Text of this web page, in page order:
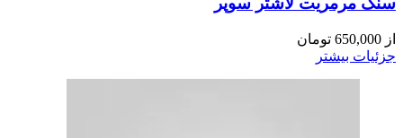
از 650,000 تومان
جزئیات بیشتر